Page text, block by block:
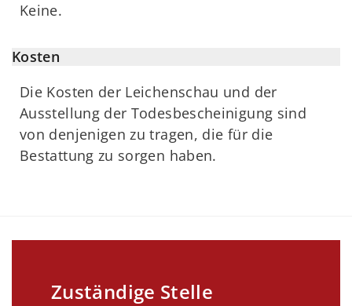
Keine.
Kosten
Die Kosten der Leichenschau und der
Ausstellung der Todesbescheinigung sind
von denjenigen zu tragen, die für die
Bestattung zu sorgen haben.
Zuständige Stelle